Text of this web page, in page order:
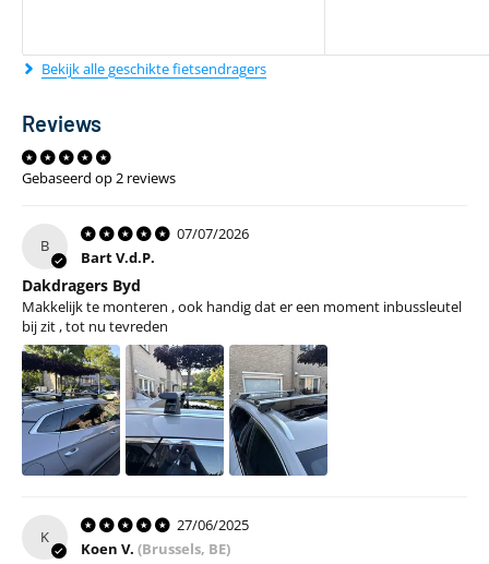
Bekijk alle geschikte fietsendragers
Reviews
Gebaseerd op 2 reviews
B
07/07/2026
Bart V.d.P.
Dakdragers Byd
Makkelijk te monteren , ook handig dat er een moment inbussleutel
bij zit , tot nu tevreden
K
27/06/2025
Koen V. (Brussels, BE)